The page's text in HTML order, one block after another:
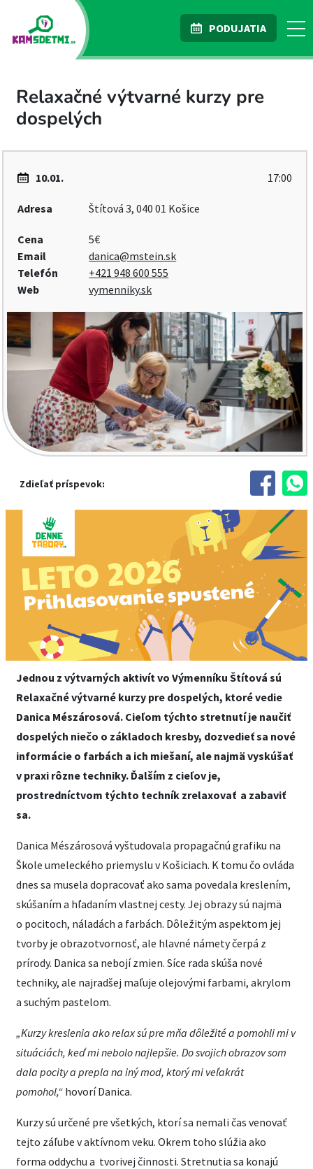
PODUJATIA
Relaxačné výtvarné kurzy pre
dospelých
10.01. 17:00
Adresa Štítová 3, 040 01 Košice
Cena
5€
Email
danica@mstein.sk
Telefón
+421 948 600 555
Web
vymenniky.sk
Zdieľať príspevok:
Jednou z výtvarných aktivít vo Výmenníku Štítová sú
Relaxačné výtvarné kurzy pre dospelých, ktoré vedie
Danica Mészárosová. Cieľom týchto stretnutí je naučiť
dospelých niečo o základoch kresby, dozvedieť sa nové
informácie o farbách a ich miešaní, ale najmä vyskúšať
v praxi rôzne techniky. Ďalším z cieľov je,
prostredníctvom týchto techník zrelaxovať a zabaviť
sa.
Danica Mészárosová vyštudovala propagačnú grafiku na
Škole umeleckého priemyslu v Košiciach. K tomu čo ovláda
dnes sa musela dopracovať ako sama povedala kreslením,
skúšaním a hľadaním vlastnej cesty. Jej obrazy sú najmä
o pocitoch, náladách a farbách. Dôležitým aspektom jej
tvorby je obrazotvornosť, ale hlavné námety čerpá z
prírody. Danica sa nebojí zmien. Síce rada skúša nové
techniky, ale najradšej maľuje olejovými farbami, akrylom
a suchým pastelom.
„Kurzy kreslenia ako relax sú pre mňa dôležité a pomohli mi v
situáciách, keď mi nebolo najlepšie. Do svojich obrazov som
dala pocity a prepla na iný mod, ktorý mi veľakrát
pomohol,“ hovorí Danica.
Kurzy sú určené pre všetkých, ktorí sa nemali čas venovať
tejto záľube v aktívnom veku. Okrem toho slúžia ako
forma oddychu a tvorivej činnosti. Stretnutia sa konajú